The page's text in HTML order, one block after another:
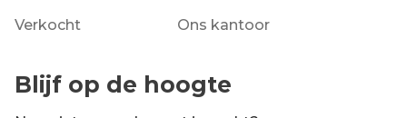
Verkocht Ons kantoor
Blijf op de hoogte